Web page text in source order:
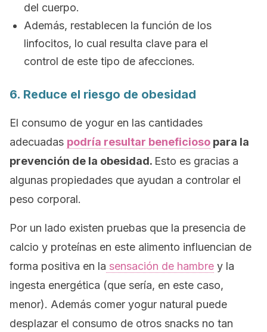
del cuerpo.
Además, restablecen la función de los
linfocitos, lo cual resulta clave para el
control de este tipo de afecciones.
6. Reduce el riesgo de obesidad
El consumo de yogur en las cantidades
adecuadas podría resultar beneficioso para la
prevención de la obesidad. Esto es gracias a
algunas propiedades que ayudan a controlar el
peso corporal.
Por un lado existen pruebas que la presencia de
calcio y proteínas en este alimento influencian de
forma positiva en la sensación de hambre y la
ingesta energética (que sería, en este caso,
menor). Además comer yogur natural puede
desplazar el consumo de otros snacks no tan